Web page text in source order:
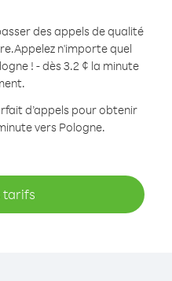
des appels de qualité
Appelez n'importe quel
! - dès 3.2 ¢ la minute
d’appels pour obtenir
vers Pologne.
tarifs